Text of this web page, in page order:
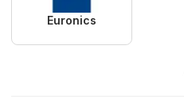
Euronics